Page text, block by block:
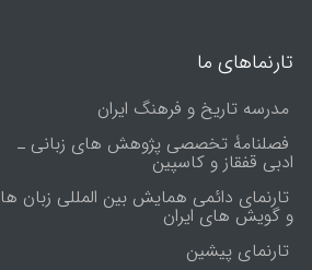
تارنماهای ما
مدرسه تاریخ و فرهنگ ایران
فصلنامۀ تخصصی پژوهش های زبانی ـ
ادبی قفقاز و کاسپین
تارنمای دائمی همایش بین المللی زبان ها
و گویش های ایران
تارنماى پيشين